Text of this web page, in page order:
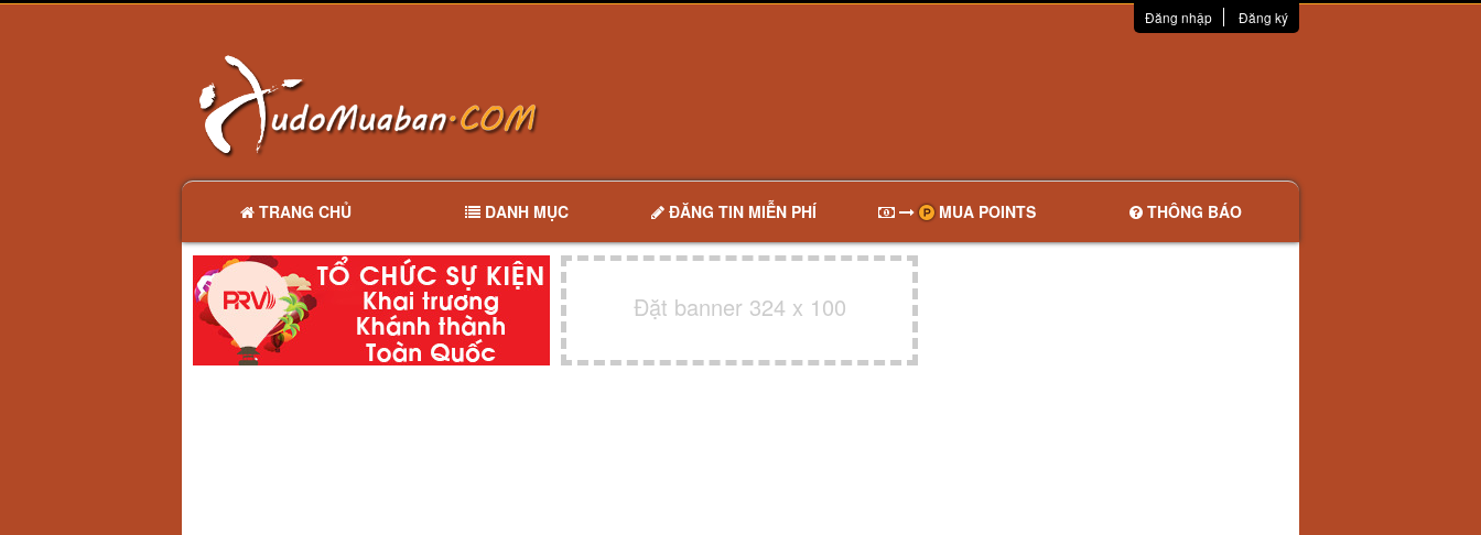
Đăng nhập Đăng ký
TRANG CHỦ DANH MỤC ĐĂNG TIN MIỄN PHÍ MUA POINTS THÔNG BÁO
Đặt banner 324 x 100